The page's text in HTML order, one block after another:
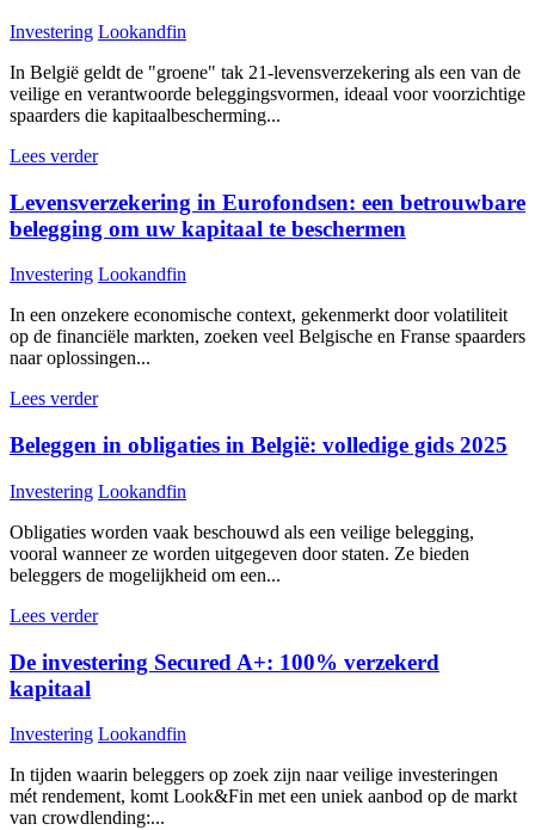
Investering Lookandfin
In België geldt de "groene" tak 21-levensverzekering als een van de
veilige en verantwoorde beleggingsvormen, ideaal voor voorzichtige
spaarders die kapitaalbescherming...
Lees verder
Levensverzekering in Eurofondsen: een betrouwbare
belegging om uw kapitaal te beschermen
Investering Lookandfin
In een onzekere economische context, gekenmerkt door volatiliteit
op de financiële markten, zoeken veel Belgische en Franse spaarders
naar oplossingen...
Lees verder
Beleggen in obligaties in België: volledige gids 2025
Investering Lookandfin
Obligaties worden vaak beschouwd als een veilige belegging,
vooral wanneer ze worden uitgegeven door staten. Ze bieden
beleggers de mogelijkheid om een...
Lees verder
De investering Secured A+: 100% verzekerd
kapitaal
Investering Lookandfin
In tijden waarin beleggers op zoek zijn naar veilige investeringen
mét rendement, komt Look&Fin met een uniek aanbod op de markt
van crowdlending:...